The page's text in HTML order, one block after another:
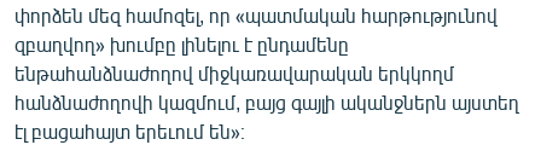
փորձեն մեզ համոզել, որ «պատմական հարթությունով
զբաղվող» խումբը լինելու է ընդամենը
ենթահանձնաժողով միջկառավարական երկկողմ
հանձնաժողովի կազմում, բայց գայլի ականջներն այստեղ
էլ բացահայտ երեւում են»։